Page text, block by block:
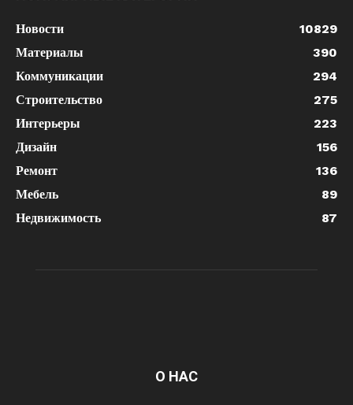
Новости
10829
Материалы
390
Коммуникации
294
Строительство
275
Интерьеры
223
Дизайн
156
Ремонт
136
Мебель
89
Недвижимость
87
О НАС